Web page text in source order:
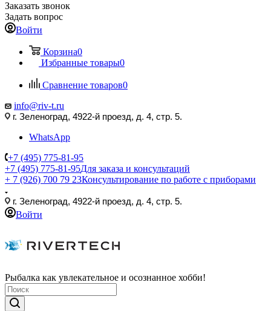
Заказать звонок
Задать вопрос
Войти
Корзина0
Избранные товары0
Сравнение товаров0
info@riv-t.ru
г. Зеленоград, 4922-й проезд, д. 4, стр. 5.
WhatsApp
+7 (495) 775-81-95
+7 (495) 775-81-95Для заказа и консультаций
+ 7 (926) 700 79 23Консультирование по работе с приборами
г. Зеленоград, 4922-й проезд, д. 4, стр. 5.
Войти
Рыбалка как увлекательное и осознанное хобби!